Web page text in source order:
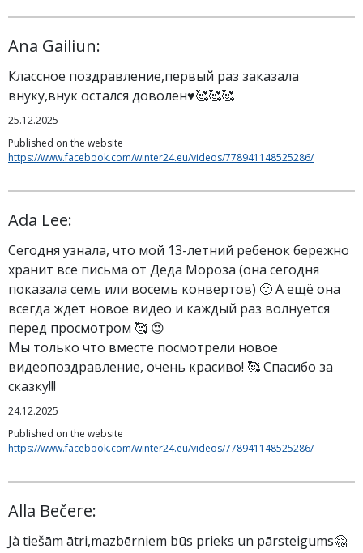
Ana Gailiun:
Классное поздравление,первый раз заказала
внуку,внук остался доволен♥️🥰🥰🥰
25.12.2025
Published on the website
https://www.facebook.com/winter24.eu/videos/778941148525286/
Ada Lee:
Сегодня узнала, что мой 13-летний ребенок бережно
хранит все письма от Деда Мороза (она сегодня
показала семь или восемь конвертов) 🙂 А ещё она
всегда ждёт новое видео и каждый раз волнуется
перед просмотром 🥰 😍
Мы только что вместе посмотрели новое
видеопоздравление, очень красиво! 🥰 Спасибо за
сказку!!!
24.12.2025
Published on the website
https://www.facebook.com/winter24.eu/videos/778941148525286/
Alla Bečere:
Jà tiešām ātri,mazbērniem būs prieks un pārsteigums🤗